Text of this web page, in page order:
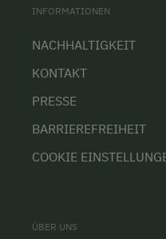
INFORMATIONEN
NACHHALTIGKEIT
KONTAKT
PRESSE
BARRIEREFREIHEIT
COOKIE
ÜBER UNS